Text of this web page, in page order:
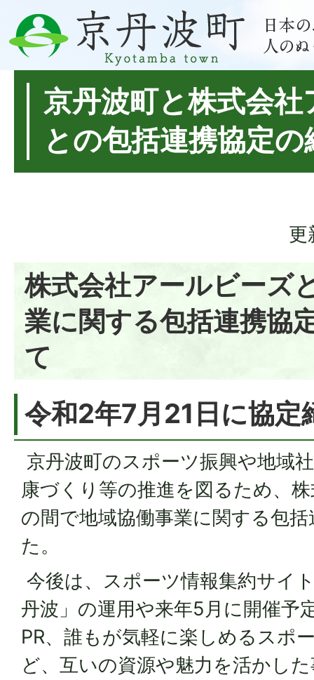
京丹波町と株式会
との包括連携協定
更
株式会社アールビーズ
業に関する包括連携協
て
令和2年7月21日に協定
京丹波町のスポーツ振興や地域
康づくり等の推進を図るため、
の間で地域協働事業に関する包
た。
今後は、スポーツ情報集約サイ
丹波」の運用や来年5月に開催予
PR、誰もが気軽に楽しめるスポ
ど、互いの資源や魅力を活かし